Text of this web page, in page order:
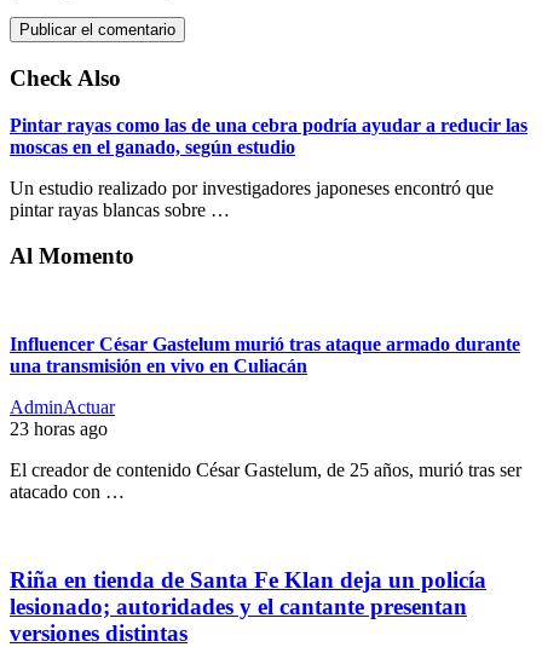
Check Also
Pintar rayas como las de una cebra podría ayudar a reducir las
moscas en el ganado, según estudio
Un estudio realizado por investigadores japoneses encontró que
pintar rayas blancas sobre …
Al Momento
Influencer César Gastelum murió tras ataque armado durante
una transmisión en vivo en Culiacán
AdminActuar
23 horas ago
El creador de contenido César Gastelum, de 25 años, murió tras ser
atacado con …
Riña en tienda de Santa Fe Klan deja un policía
lesionado; autoridades y el cantante presentan
versiones distintas